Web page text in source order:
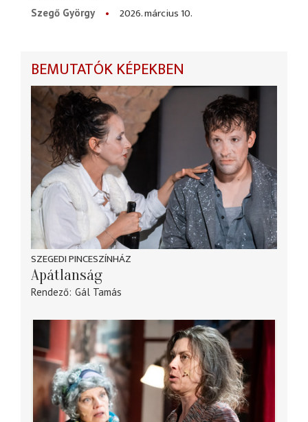
Szegő György
2026. március 10.
BEMUTATÓK KÉPEKBEN
SZEGEDI PINCESZÍNHÁZ
Apátlanság
Rendező Gál Tamás